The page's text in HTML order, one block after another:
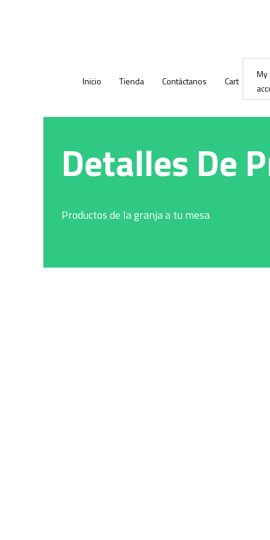
Inicio Tienda Contáctanos Cart
My
Detalles De
Productos de la granja a tu mesa